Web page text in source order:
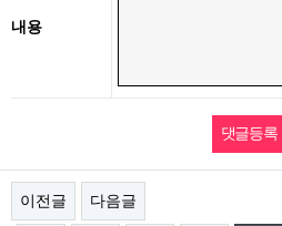
내용
이전글 다음글